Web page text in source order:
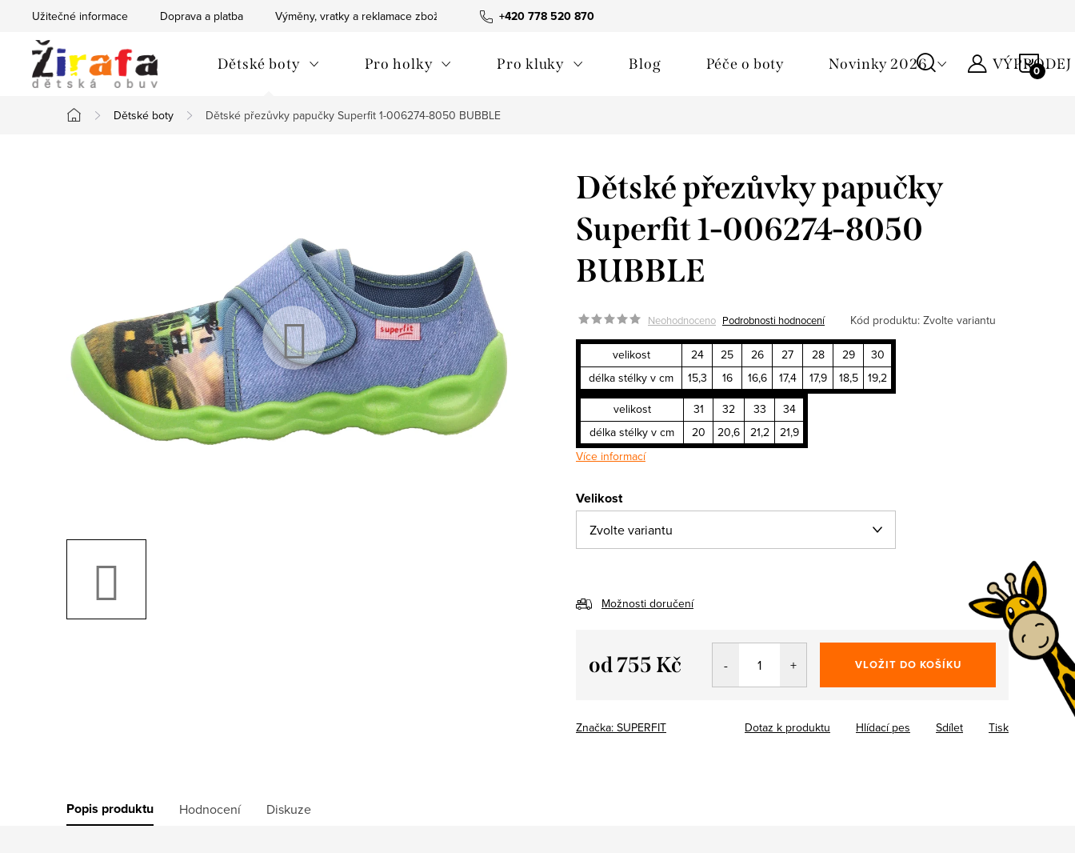
obsah
+420 778 520 870
Užitečné informace Doprava a platba Výměny, vratky a reklamace zboží Obchodní podmínky
Dětské boty Pro holky Pro kluky Blog Péče o boty Novinky 2026 VÝPRODEJ
Domů
Dětské boty Dětské přezůvky papučky Superfit 1-006274-8050 BUBBLE
Dětské přezůvky papučky
Superfit 1-006274-8050
BUBBLE
Neohodnoceno Podrobnosti hodnocení Kód produktu: Zvolte variantu
velikost 24 25 26 27 28 29
30
délka stélky v cm
15,3 16 16,6 17,4 17,9 18,5
19,2
velikost
31 32 33
34
délka stélky v cm
20 20,6 21,2
21,9
Více informací
Velikost
Možnosti doručení
od755 Kč VLOŽIT DO KOŠÍKU
Značka: SUPERFIT Tisk
Dotaz k produktu Hlídací pes Sdílet
Popis produktu Hodnocení Diskuze